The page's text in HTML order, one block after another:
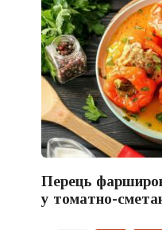
Перець
у томатно-